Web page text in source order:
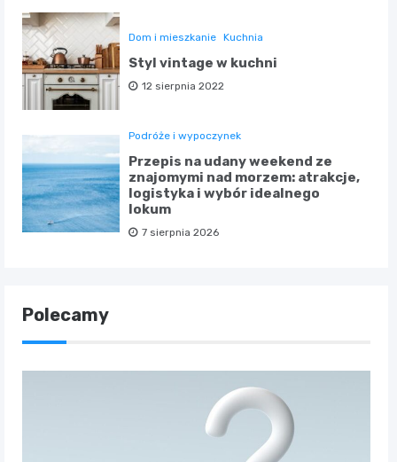
Dom i mieszkanie Kuchnia
Styl vintage w kuchni
12 sierpnia 2022
Podróże i wypoczynek
Przepis na udany weekend ze
znajomymi nad morzem: atrakcje,
logistyka i wybór idealnego
lokum
7 sierpnia 2026
Polecamy